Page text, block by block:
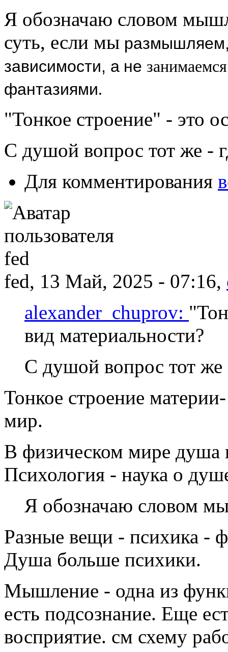
Я обозначаю словом
суть, если мы
зависимости, а не
фантазиями.
"Тонкое строение" - это
С душой вопрос тот же -
Для комментирования
fed, 13 Май, 2025 - 07:16,
alexander_chuprov:
вид материальности?
С душой вопрос тот же
Тонкое строение
мир.
В физическом мире душа
Психология - наука о
Я обозначаю словом
Разные вещи - психика -
Душа больше психики.
Мышление - одна из
есть подсознание. Еще
восприятие. см схему